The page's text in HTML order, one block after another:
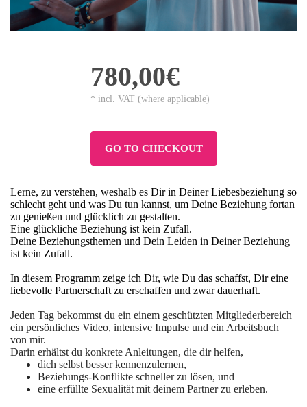
780,00€
* incl. VAT (where applicable)
GO TO CHECKOUT
Lerne, zu verstehen, weshalb es Dir in Deiner Liebesbeziehung so
schlecht geht und was Du tun kannst, um Deine Beziehung fortan
zu genießen und glücklich zu gestalten.
Eine glückliche Beziehung ist kein Zufall.
Deine Beziehungsthemen und Dein Leiden in Deiner Beziehung
ist kein Zufall.
In diesem Programm zeige ich Dir, wie Du das schaffst, Dir eine
liebevolle Partnerschaft zu erschaffen und zwar dauerhaft.
Jeden Tag bekommst du ein einem geschützten Mitgliederbereich
ein persönliches Video, intensive Impulse und ein Arbeitsbuch
von mir.
Darin erhältst du konkrete Anleitungen, die dir helfen,
dich selbst besser kennenzulernen,
Beziehungs-Konflikte schneller zu lösen, und
eine erfüllte Sexualität mit deinem Partner zu erleben.